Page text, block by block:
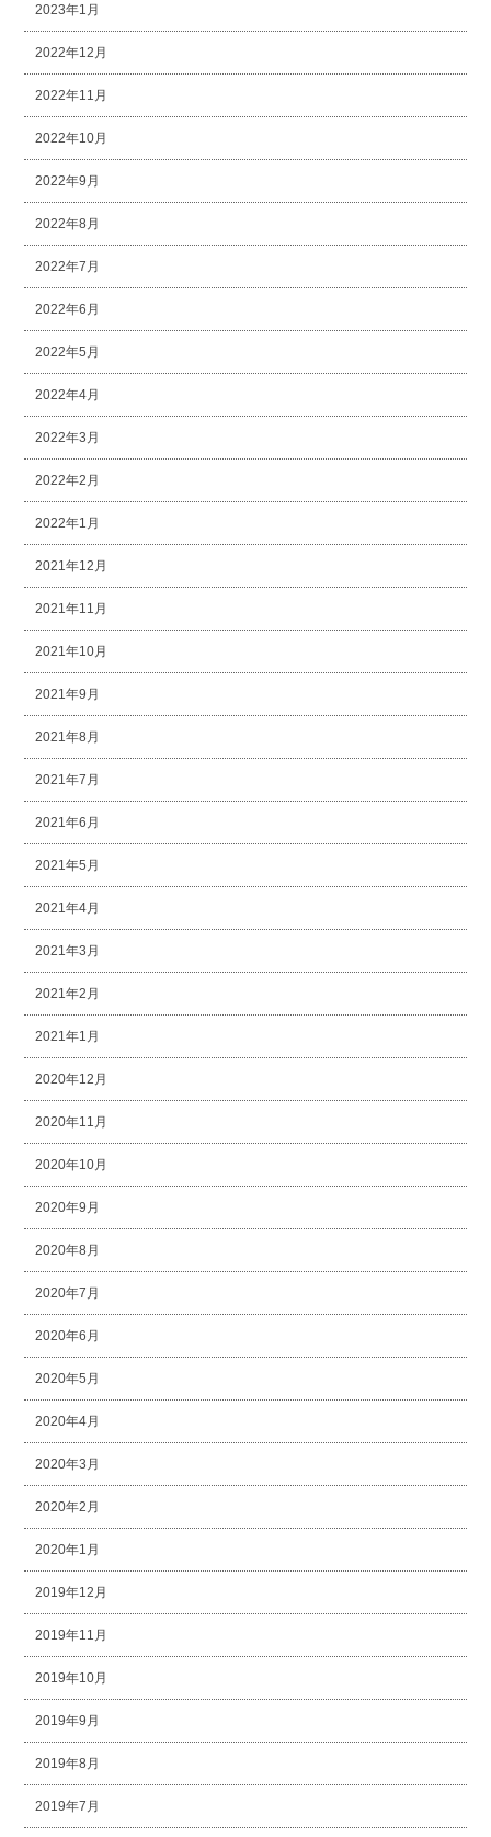
2023年1月
2022年12月
2022年11月
2022年10月
2022年9月
2022年8月
2022年7月
2022年6月
2022年5月
2022年4月
2022年3月
2022年2月
2022年1月
2021年12月
2021年11月
2021年10月
2021年9月
2021年8月
2021年7月
2021年6月
2021年5月
2021年4月
2021年3月
2021年2月
2021年1月
2020年12月
2020年11月
2020年10月
2020年9月
2020年8月
2020年7月
2020年6月
2020年5月
2020年4月
2020年3月
2020年2月
2020年1月
2019年12月
2019年11月
2019年10月
2019年9月
2019年8月
2019年7月